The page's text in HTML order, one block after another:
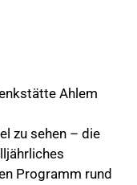
Ahlem
zu sehen – die
Programm rund